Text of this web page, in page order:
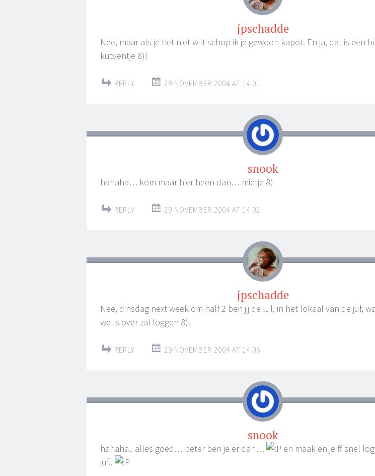
jpschadde
Nee, maar als je het niet wilt schop ik je gewoon kapot. En ja, dat is een
kutventje 8)!
REPLY 29 NOVEMBER 2004 AT 14:01
snook
hahaha… kom maar hier heen dan… mietje 8)
REPLY 29 NOVEMBER 2004 AT 14:02
jpschadde
Nee, dinsdag next week om half 2 ben jij de lul, in het lokaal van de juf,
wel s over zal loggen 8).
REPLY 29 NOVEMBER 2004 AT 14:06
snook
hahaha.. alles goed… beter ben je er dan…
en maak en je ff snel
juf..